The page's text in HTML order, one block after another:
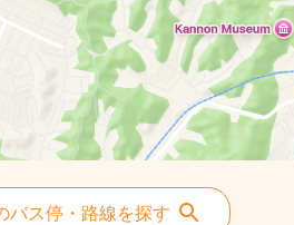
バス停・路線を探す